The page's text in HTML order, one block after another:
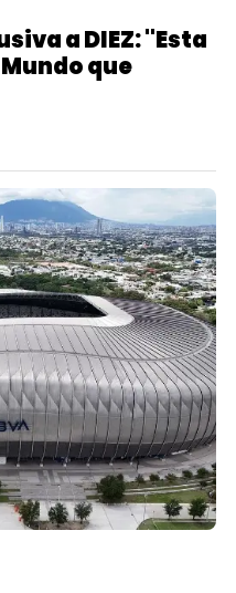
a DIEZ: "Esta
que